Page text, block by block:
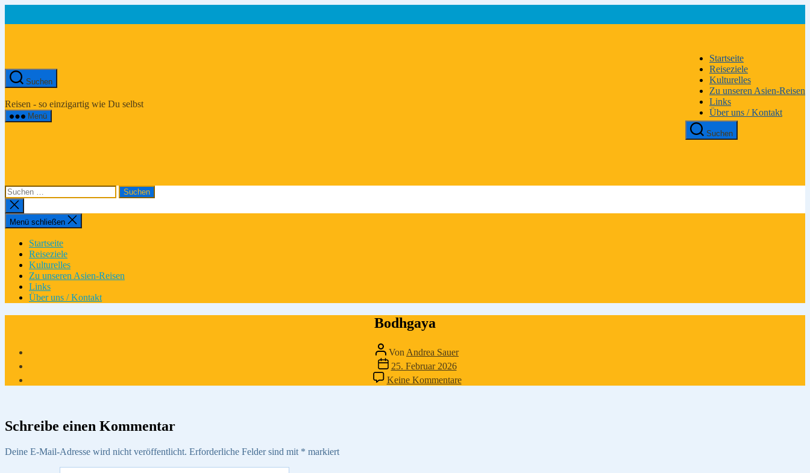
Suchen
Reiseportal
Reisen - so einzigartig wie Du selbst
Menü
Startseite
Reiseziele
Kulturelles
Zu unseren Asien-Reisen
Links
Über uns / Kontakt
Suchen
Suchen
nach:
Suche
schließen
Menü schließen
Startseite
Reiseziele
Kulturelles
Zu unseren Asien-Reisen
Links
Über uns / Kontakt
Bodhgaya
Beitragsautor
Von Andrea Sauer
Veröffentlichungsdatum
25. Februar 2026
Keine Kommentarezu
Bodhgaya
Schreibe einen Kommentar
Deine E-Mail-Adresse wird nicht veröffentlicht. Erforderliche Felder sind mit * markiert